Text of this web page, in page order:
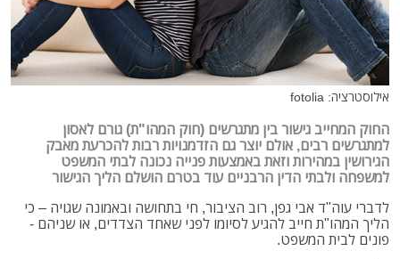
אילוסטרציה: fotolia
החוק המחייב גישור בין מתגרשים (חוק המהו"ת) גורם לאסון
למתגרשים רבים, אולם יוצר גם הזדמנויות רבות להכרעת מאבק
הגירושין במהירות וזאת באמצעות פנייה נכונה לבתי המשפט
למשפחה ולבתי הדין הרבניים עוד בטרם הושלם הליך הגישור
לדברי עוה"ד אבי גפן, רוב הציבור, חי בתחושה ובאמונה שגויה – כי
הליך המהו"ת חייב להגיע לסיומו לפני שאחד הצדדים, או שניהם -
פונים לבית המשפט.